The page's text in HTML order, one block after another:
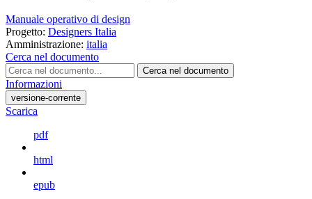
Manuale operativo di design
Progetto: Designers Italia
Amministrazione: italia
Cerca nel documento
Cerca nel documento
Informazioni
versione-corrente
Scarica
pdf
html
epub